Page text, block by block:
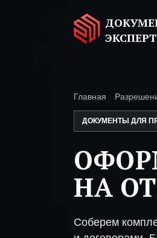
ЭКСПЕРТ
Главная
ДОКУМЕНТЫ ДЛЯ
НА
Соберем